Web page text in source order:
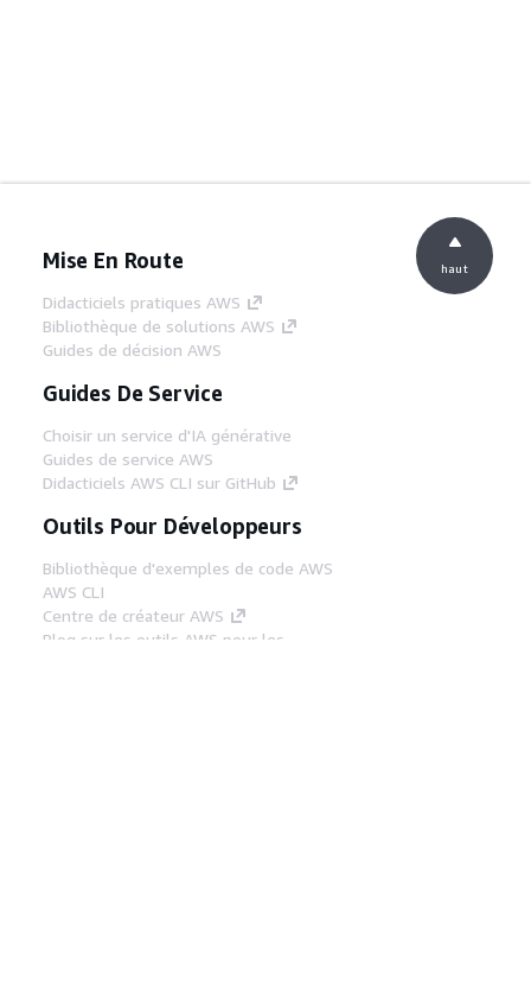
Mise En Route
Didacticiels pratiques AWS
Bibliothèque de solutions AWS
Guides de décision AWS
Guides De Service
Choisir un service d'IA générative
Guides de service AWS
Didacticiels AWS CLI sur GitHub
Outils Pour Développeurs
Bibliothèque d'exemples de code AWS
AWS CLI
Centre de créateur AWS
Blog sur les outils AWS pour les
haut